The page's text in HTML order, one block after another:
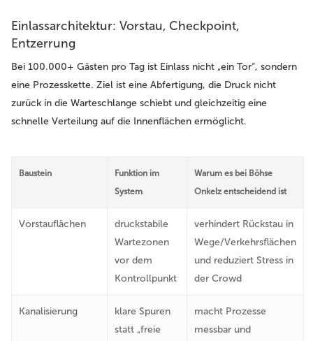
Einlassarchitektur: Vorstau, Checkpoint,
Entzerrung
Bei 100.000+ Gästen pro Tag ist Einlass nicht „ein Tor“, sondern
eine Prozesskette. Ziel ist eine Abfertigung, die Druck nicht
zurück in die Warteschlange schiebt und gleichzeitig eine
schnelle Verteilung auf die Innenflächen ermöglicht.
Baustein
Funktion im
System
Warum es bei Böhse
Onkelz entscheidend ist
Vorstauflächen
druckstabile
Wartezonen
vor dem
Kontrollpunkt
verhindert Rückstau in
Wege/Verkehrsflächen
und reduziert Stress in
der Crowd
Kanalisierung
klare Spuren
statt „freie
macht Prozesse
messbar und